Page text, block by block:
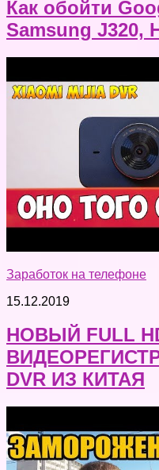
Как обойти
Samsung
Заработок на телефоне
15.12.2019
НОВЫЙ FULL
DVR ИЗ КИТАЯ